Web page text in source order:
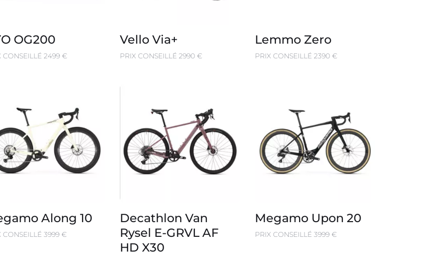
OG200
CONSEILLÉ 2499 €
Vello Via+
PRIX CONSEILLÉ 2990 €
Lemmo Zero
PRIX CONSEILLÉ 2390 €
Along 10
CONSEILLÉ 3999 €
Decathlon Van
Rysel E-GRVL AF
HD X30
Megamo Upon 20
PRIX CONSEILLÉ 3999 €